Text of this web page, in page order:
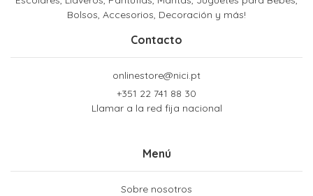
Bolsos, Accesorios, Decoración y más!
Contacto
onlinestore@nici.pt
+351 22 741 88 30
Llamar a la red fija nacional
Menú
Sobre nosotros